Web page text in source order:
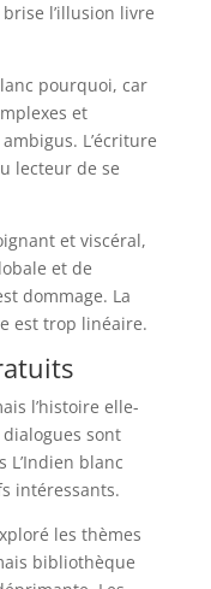
l’illusion livre
pourquoi, car
et
L’écriture
lecteur de se
et viscéral,
et de
dommage. La
est trop linéaire.
l’histoire elle-
sont
L’Indien blanc
intéressants.
les thèmes
bibliothèque